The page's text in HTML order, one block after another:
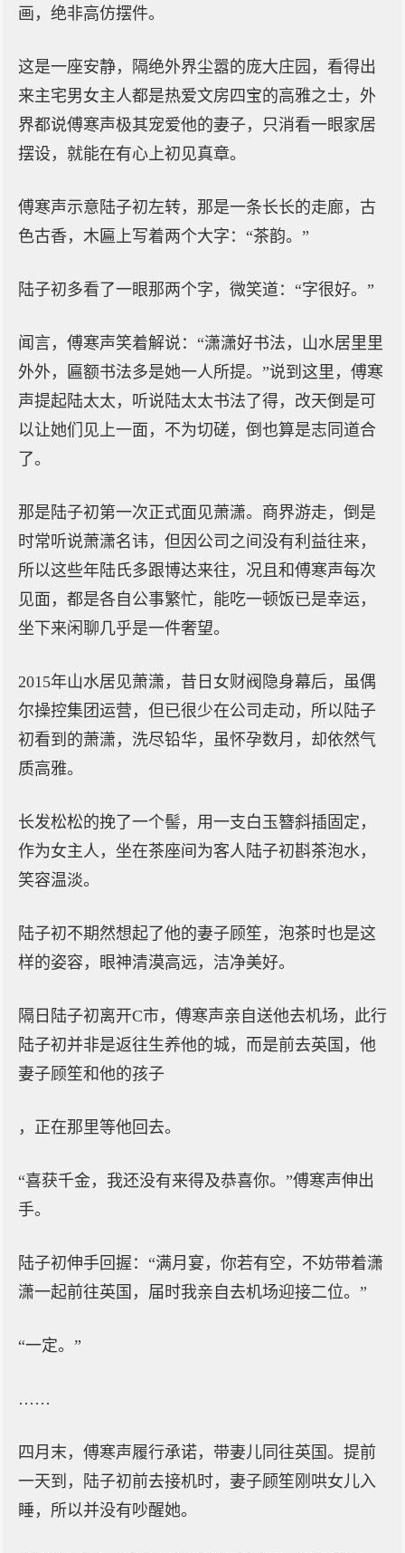
画，绝非高仿摆件。
这是一座安静，隔绝外界尘嚣的庞大庄园，看得出
来主宅男女主人都是热爱文房四宝的高雅之士，外
界都说傅寒声极其宠爱他的妻子，只消看一眼家居
摆设，就能在有心上初见真章。
傅寒声示意陆子初左转，那是一条长长的走廊，古
色古香，木匾上写着两个大字：“茶韵。”
陆子初多看了一眼那两个字，微笑道：“字很好。”
闻言，傅寒声笑着解说：“潇潇好书法，山水居里里
外外，匾额书法多是她一人所提。”说到这里，傅寒
声提起陆太太，听说陆太太书法了得，改天倒是可
以让她们见上一面，不为切磋，倒也算是志同道合
了。
那是陆子初第一次正式面见萧潇。商界游走，倒是
时常听说萧潇名讳，但因公司之间没有利益往来，
所以这些年陆氏多跟博达来往，况且和傅寒声每次
见面，都是各自公事繁忙，能吃一顿饭已是幸运，
坐下来闲聊几乎是一件奢望。
2015年山水居见萧潇，昔日女财阀隐身幕后，虽偶
尔操控集团运营，但已很少在公司走动，所以陆子
初看到的萧潇，洗尽铅华，虽怀孕数月，却依然气
质高雅。
长发松松的挽了一个髻，用一支白玉簪斜插固定，
作为女主人，坐在茶座间为客人陆子初斟茶泡水，
笑容温淡。
陆子初不期然想起了他的妻子顾笙，泡茶时也是这
样的姿容，眼神清漠高远，洁净美好。
隔日陆子初离开C市，傅寒声亲自送他去机场，此行
陆子初并非是返往生养他的城，而是前去英国，他
妻子顾笙和他的孩子
，正在那里等他回去。
“喜获千金，我还没有来得及恭喜你。”傅寒声伸出
手。
陆子初伸手回握：“满月宴，你若有空，不妨带着潇
潇一起前往英国，届时我亲自去机场迎接二位。”
“一定。”
……
四月末，傅寒声履行承诺，带妻儿同往英国。提前
一天到，陆子初前去接机时，妻子顾笙刚哄女儿入
睡，所以并没有吵醒她。